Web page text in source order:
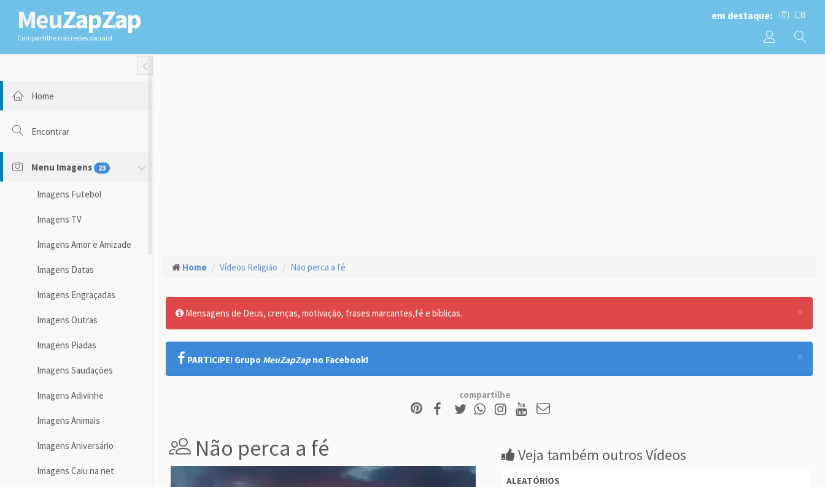
MeuZapZap
Compartilhe nas redes sociais!
em destaque:
Toggle Fullwidth
Home
Encontrar
Menu Imagens 23
Imagens Futebol
Imagens TV
Imagens Amor e Amizade
Imagens Datas
Imagens Engraçadas
Imagens Outras
Imagens Piadas
Imagens Saudações
Imagens Adivinhe
Imagens Animais
Imagens Aniversário
Imagens Caiu na net
Home Vídeos Religião Não perca a fé
×
Mensagens de Deus, crenças, motivação, frases marcantes,fé e bíblicas.
×
PARTICIPE! Grupo MeuZapZap no Facebook!
compartilhe
Não perca a fé Veja também outros Vídeos
ALEATÓRIOS